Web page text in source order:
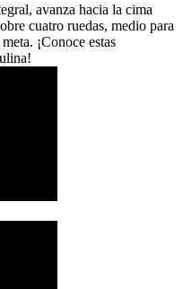
avanza hacia la cima
cuatro ruedas, medio para
¡Conoce estas